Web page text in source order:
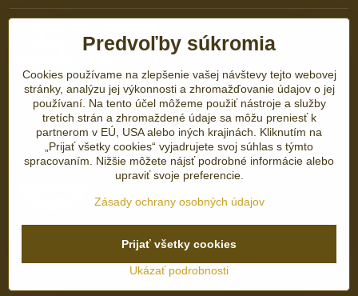
©2026Copyright
Predvoľby súkromiaZásady ochrany osobných údajov
Vytvorené pomocou:BiznisWeb.sk
Predvoľby súkromia
Cookies používame na zlepšenie vašej návštevy tejto webovej
stránky, analýzu jej výkonnosti a zhromažďovanie údajov o jej
používaní. Na tento účel môžeme použiť nástroje a služby
tretích strán a zhromaždené údaje sa môžu preniesť k
partnerom v EÚ, USA alebo iných krajinách. Kliknutím na
„Prijať všetky cookies“ vyjadrujete svoj súhlas s týmto
spracovaním. Nižšie môžete nájsť podrobné informácie alebo
upraviť svoje preferencie.
Zásady ochrany osobných údajov
Ukázať podrobnosti
Prijať všetky cookies